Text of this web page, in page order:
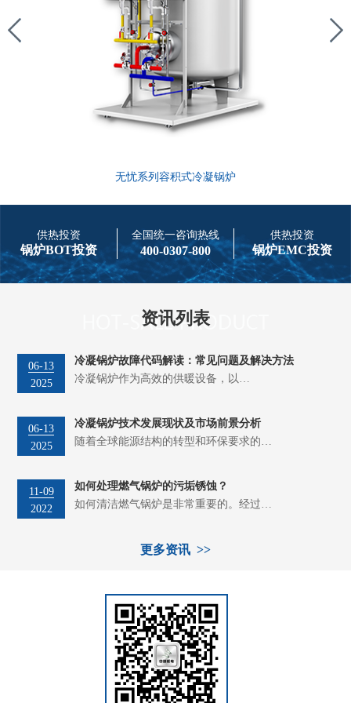
无忧系列容积式冷凝锅炉
供热投资
锅炉BOT投资
全国统一咨询热线
400-0307-800
供热投资
锅炉EMC投资
资讯列表
06-13
2025
冷凝锅炉故障代码解读：常见问题及解决方法
冷凝锅炉作为高效的供暖设备，以…
06-13
2025
冷凝锅炉技术发展现状及市场前景分析
随着全球能源结构的转型和环保要求的…
11-09
2022
如何处理燃气锅炉的污垢锈蚀？
如何清洁燃气锅炉是非常重要的。经过…
更多资讯 >>